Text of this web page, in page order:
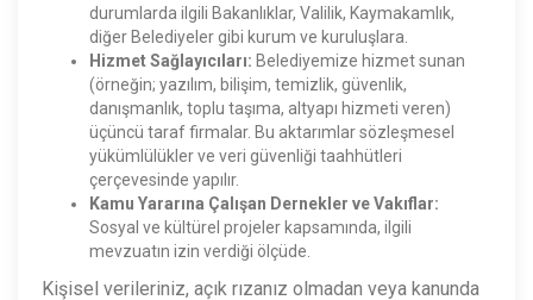
durumlarda ilgili Bakanlıklar, Valilik, Kaymakamlık,
diğer Belediyeler gibi kurum ve kuruluşlara.
Hizmet Sağlayıcıları: Belediyemize hizmet sunan
(örneğin; yazılım, bilişim, temizlik, güvenlik,
danışmanlık, toplu taşıma, altyapı hizmeti veren)
üçüncü taraf firmalar. Bu aktarımlar sözleşmesel
yükümlülükler ve veri güvenliği taahhütleri
çerçevesinde yapılır.
Kamu Yararına Çalışan Dernekler ve Vakıflar:
Sosyal ve kültürel projeler kapsamında, ilgili
mevzuatın izin verdiği ölçüde.
Kişisel verileriniz, açık rızanız olmadan veya kanunda